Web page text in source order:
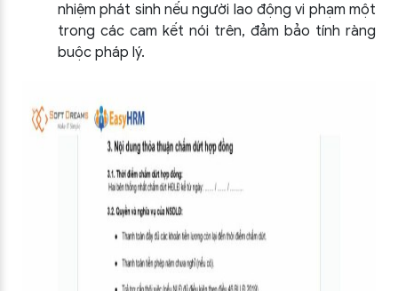
nhiệm phát sinh nếu người lao động vi phạm một
trong các cam kết nói trên, đảm bảo tính ràng
buộc pháp lý.